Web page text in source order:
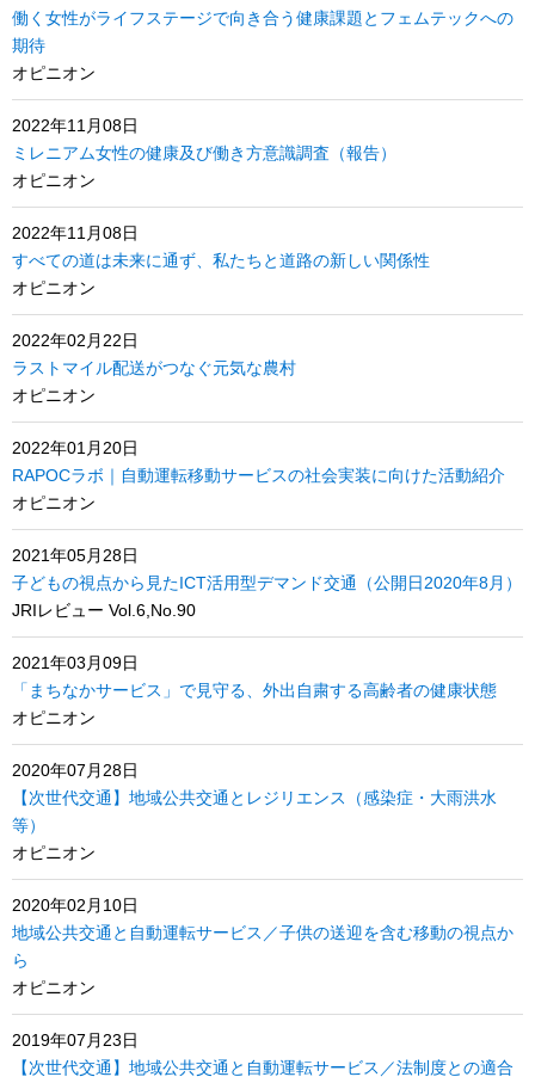
働く女性がライフステージで向き合う健康課題とフェムテックへの
期待
オピニオン
2022年11月08日
ミレニアム女性の健康及び働き方意識調査（報告）
オピニオン
2022年11月08日
すべての道は未来に通ず、私たちと道路の新しい関係性
オピニオン
2022年02月22日
ラストマイル配送がつなぐ元気な農村
オピニオン
2022年01月20日
RAPOCラボ｜自動運転移動サービスの社会実装に向けた活動紹介
オピニオン
2021年05月28日
子どもの視点から見たICT活用型デマンド交通（公開日2020年8月）
JRIレビュー Vol.6,No.90
2021年03月09日
「まちなかサービス」で見守る、外出自粛する高齢者の健康状態
オピニオン
2020年07月28日
【次世代交通】地域公共交通とレジリエンス（感染症・大雨洪水
等）
オピニオン
2020年02月10日
地域公共交通と自動運転サービス／子供の送迎を含む移動の視点か
ら
オピニオン
2019年07月23日
【次世代交通】地域公共交通と自動運転サービス／法制度との適合